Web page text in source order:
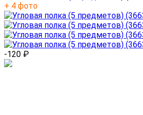
+ 4 фото
-120 ₽